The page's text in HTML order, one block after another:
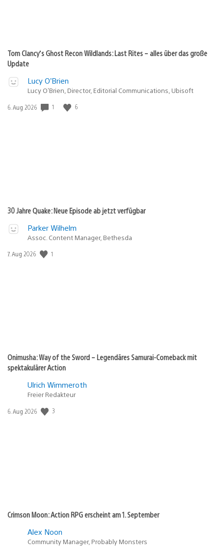
Tom Clancy’s Ghost Recon Wildlands: Last Rites – alles über das große
Update
Lucy O’Brien
Lucy O’Brien, Director, Editorial Communications, Ubisoft
Veröffentlichungsdatum:
6. Aug 2026 1 6
30 Jahre Quake: Neue Episode ab jetzt verfügbar
Parker Wilhelm
Assoc. Content Manager, Bethesda
Veröffentlichungsdatum:
7. Aug 2026 1
Onimusha: Way of the Sword – Legendäres Samurai-Comeback mit
spektakulärer Action
Ulrich Wimmeroth
Freier Redakteur
Veröffentlichungsdatum:
6. Aug 2026 3
Crimson Moon: Action RPG erscheint am 1. September
Alex Noon
Community Manager, Probably Monsters